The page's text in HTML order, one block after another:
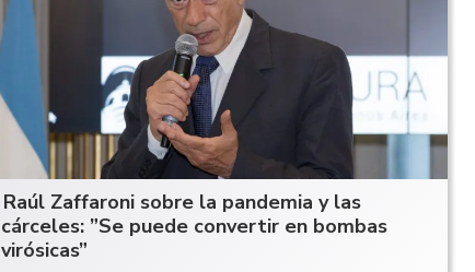
Raúl Zaffaroni sobre la pandemia y las
cárceles: ”Se puede convertir en bombas
virósicas”